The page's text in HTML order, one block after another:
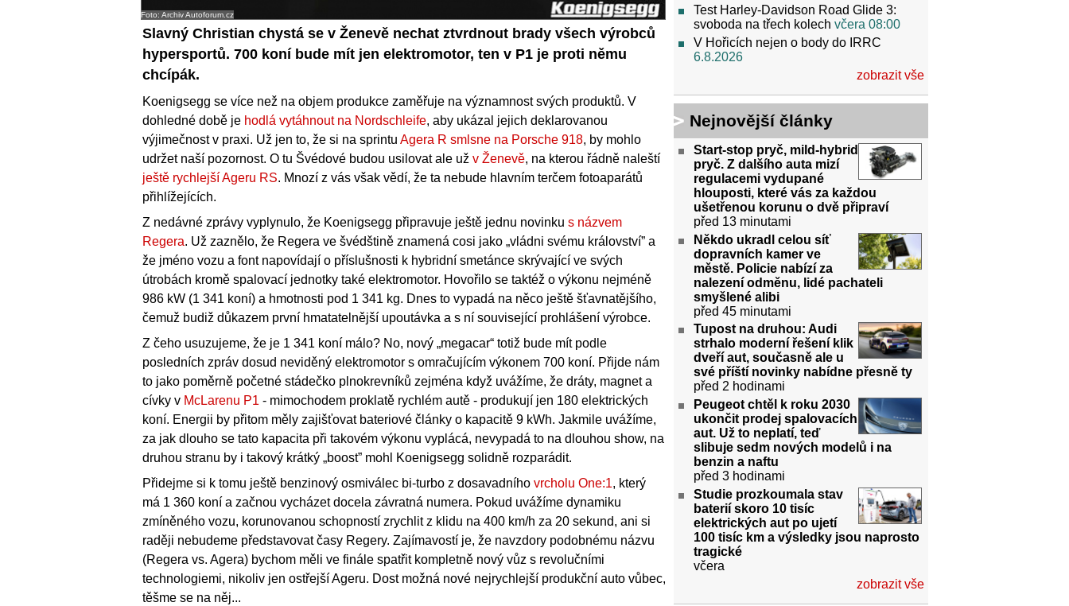
Foto: Archiv Autoforum.cz
Slavný Christian chystá se v Ženevě nechat ztvrdnout brady všech výrobců
hypersportů. 700 koní bude mít jen elektromotor, ten v P1 je proti němu
chcípák.
Koenigsegg se více než na objem produkce zaměřuje na významnost svých produktů. V
dohledné době je hodlá vytáhnout na Nordschleife, aby ukázal jejich deklarovanou
výjimečnost v praxi. Už jen to, že si na sprintu Agera R smlsne na Porsche 918, by mohlo
udržet naší pozornost. O tu Švédové budou usilovat ale už v Ženevě, na kterou řádně naleští
ještě rychlejší Ageru RS. Mnozí z vás však vědí, že ta nebude hlavním terčem fotoaparátů
přihlížejících.
Z nedávné zprávy vyplynulo, že Koenigsegg připravuje ještě jednu novinku s názvem
Regera. Už zaznělo, že Regera ve švédštině znamená cosi jako „vládni svému království” a
že jméno vozu a font napovídají o příslušnosti k hybridní smetánce skrývající ve svých
útrobách kromě spalovací jednotky také elektromotor. Hovořilo se taktéž o výkonu nejméně
986 kW (1 341 koní) a hmotnosti pod 1 341 kg. Dnes to vypadá na něco ještě šťavnatějšího,
čemuž budiž důkazem první hmatatelnější upoutávka a s ní související prohlášení výrobce.
Z čeho usuzujeme, že je 1 341 koní málo? No, nový „megacar“ totiž bude mít podle
posledních zpráv dosud neviděný elektromotor s omračujícím výkonem 700 koní. Přijde nám
to jako poměrně početné stádečko plnokrevníků zejména když uvážíme, že dráty, magnet a
cívky v McLarenu P1 - mimochodem proklatě rychlém autě - produkují jen 180 elektrických
koní. Energii by přitom měly zajišťovat bateriové články o kapacitě 9 kWh. Jakmile uvážíme,
za jak dlouho se tato kapacita při takovém výkonu vyplácá, nevypadá to na dlouhou show, na
druhou stranu by i takový krátký „boost” mohl Koenigsegg solidně rozparádit.
Přidejme si k tomu ještě benzinový osmiválec bi-turbo z dosavadního vrcholu One:1, který
má 1 360 koní a začnou vycházet docela závratná numera. Pokud uvážíme dynamiku
zmíněného vozu, korunovanou schopností zrychlit z klidu na 400 km/h za 20 sekund, ani si
raději nebudeme představovat časy Regery. Zajímavostí je, že navzdory podobnému názvu
(Regera vs. Agera) bychom měli ve finále spatřit kompletně nový vůz s revolučními
technologiemi, nikoliv jen ostřejší Ageru. Dost možná nové nejrychlejší produkční auto vůbec,
těšme se na něj...
Test Harley-Davidson Road Glide 3:
svoboda na třech kolech včera 08:00
V Hořicích nejen o body do IRRC
6.8.2026
zobrazit vše
Nejnovější články
Start-stop pryč, mild-hybrid
pryč. Z dalšího auta mizí
regulacemi vydupané
hlouposti, které vás za každou
ušetřenou korunu o dvě připraví
před 13 minutami
Někdo ukradl celou síť
dopravních kamer ve
městě. Policie nabízí za
nalezení odměnu, lidé pachateli
smyšlené alibi
před 45 minutami
Tupost na druhou: Audi
strhalo moderní řešení klik
dveří aut, současně ale u
své příští novinky nabídne přesně ty
před 2 hodinami
Peugeot chtěl k roku 2030
ukončit prodej spalovacích
aut. Už to neplatí, teď
slibuje sedm nových modelů i na
benzin a naftu
před 3 hodinami
Studie prozkoumala stav
baterií skoro 10 tisíc
elektrických aut po ujetí
100 tisíc km a výsledky jsou naprosto
tragické
včera
zobrazit vše